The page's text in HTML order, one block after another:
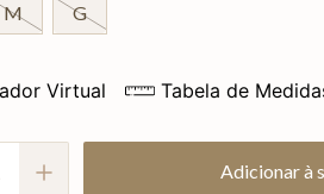
M G
Virtual Tabela de
Adicionar à